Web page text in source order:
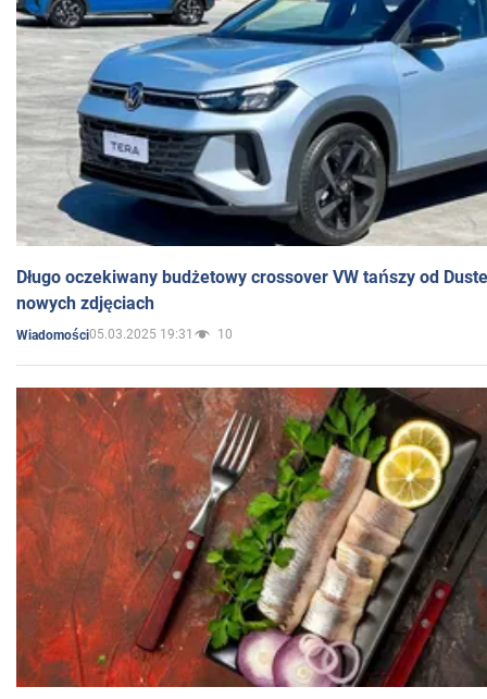
Długo oczekiwany budżetowy crossover VW tańszy od
nowych zdjęciach
Wiadomości05.03.2025 19:31 10